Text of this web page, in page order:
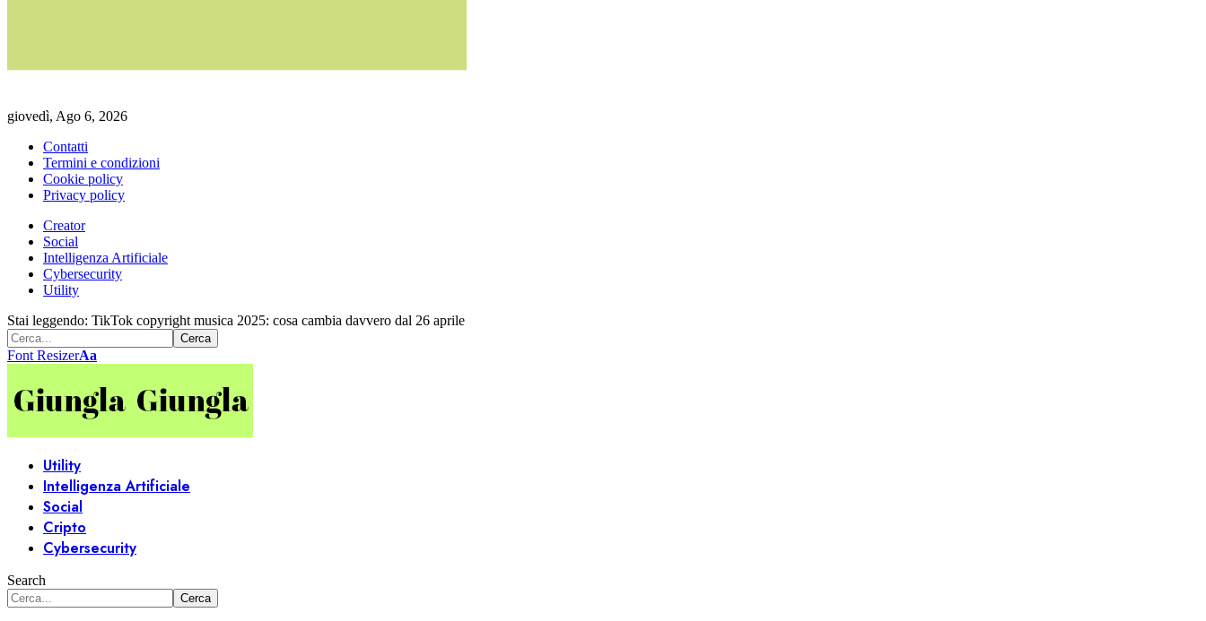
giovedì, Ago 6, 2026
Contatti
Termini e condizioni
Cookie policy
Privacy policy
Creator
Social
Intelligenza Artificiale
Cybersecurity
Utility
Stai leggendo: TikTok copyright musica 2025: cosa cambia davvero dal 26 aprile
Font ResizerAa
Utility
Intelligenza Artificiale
Social
Cripto
Cybersecurity
Search